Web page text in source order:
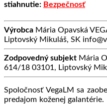
stiahnutie: Bezpečnosť
Výrobca Mária Opavská
Liptovský Mikuláš, SK
Zodpovedný subjekt Mária
614/18 03101, Liptovský
Spoločnosť VegaLM sa
predajom koženej